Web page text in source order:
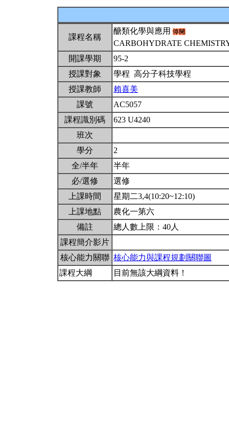
課程名稱
醣類化學與應用
CARBOHYDRATE
開課學期
95-2
授課對象
學程 高分子科技學程
授課教師
賴喜美
課號
AC5057
課程識別碼
623 U4240
班次
學分
2
全/半年
半年
必/選修
選修
上課時間
星期二3,4(10:20~12:10)
上課地點
農化一第六
備註
總人數上限：40人
課程簡介影片
核心能力關聯 核心能力與課程規劃關聯圖
課程大綱
目前無該大綱資料！